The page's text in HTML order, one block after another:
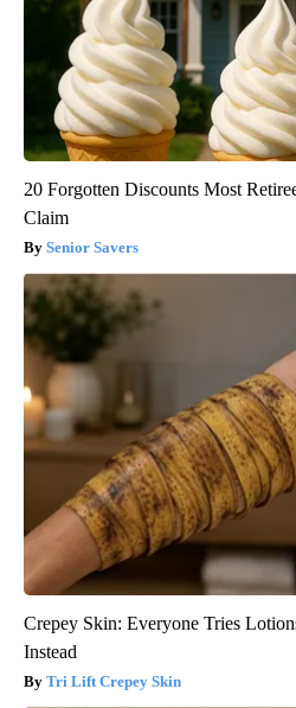
20 Forgotten Discounts Most
Claim
Senior Savers
Crepey Skin: Everyone Tries
Instead
Tri Lift Crepey Skin